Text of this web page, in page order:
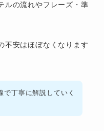
ルの流れやフレーズ・準
不安はほぼなくなります
で丁寧に解説していく